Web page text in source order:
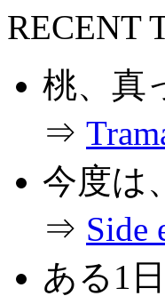
RECENT
桃、真
⇒
今度は
⇒ Side
ある1日